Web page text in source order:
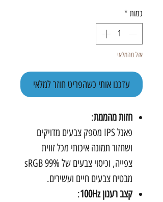
כמות *
אזל מהמלאי
עדכנו אותי כשהפריט חוזר למלאי
חזות מהממת:
פאנל IPS מספק צבעים מדויקים
ושחזור תמונה איכותי מכל זווית
צפייה, וכיסוי צבעים של 99% sRGB
מבטיח צבעים חיים ועשירים.
קצב רענון 100Hz
: